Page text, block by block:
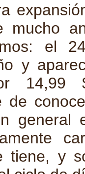
mucho
el
y a
14,99
de
general
tiene, y